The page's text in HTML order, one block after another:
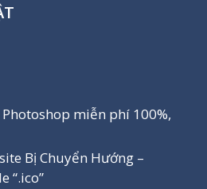
miễn phí 100%,
Bị Chuyển Hướng –
“.ico”